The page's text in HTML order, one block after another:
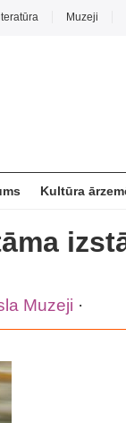
Muzeji
Kultūra
Muzeji ·